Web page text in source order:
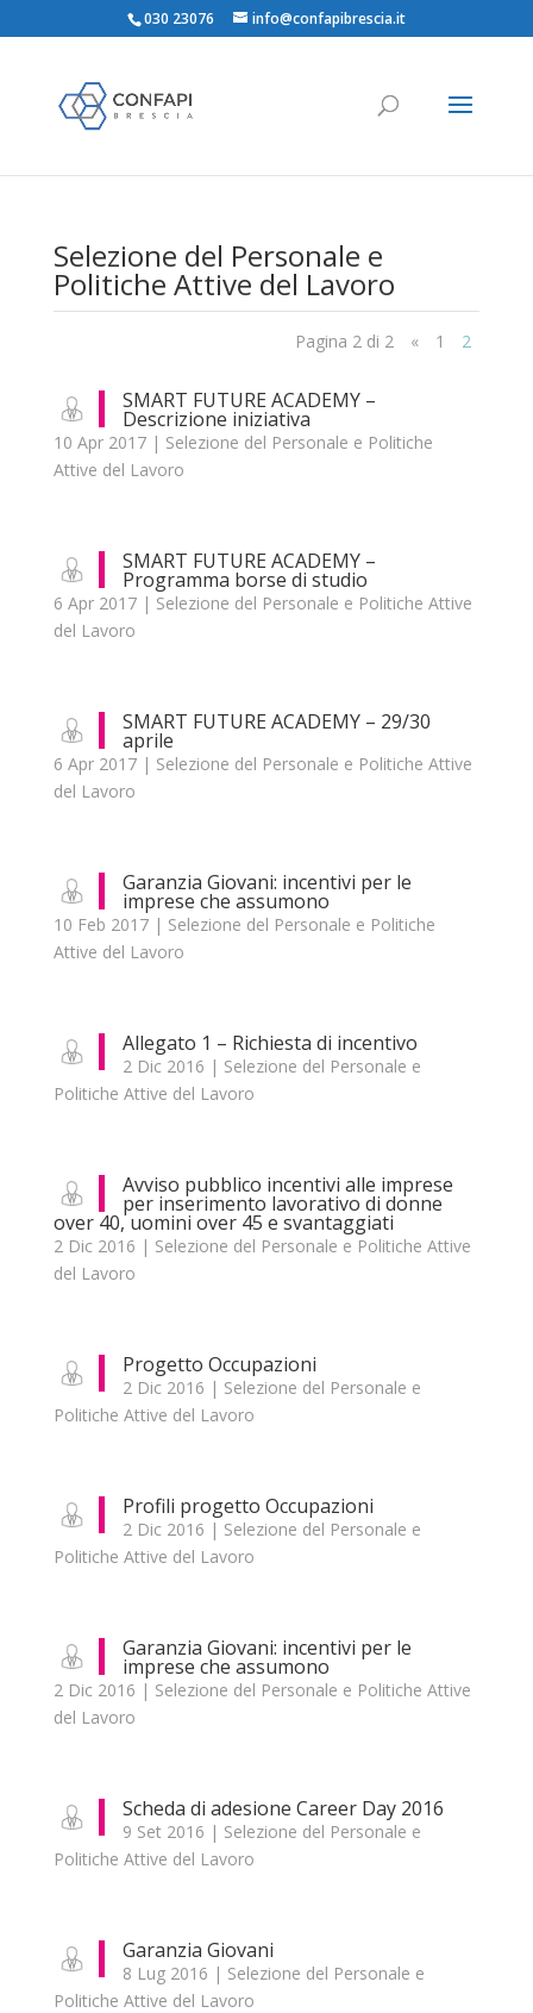
030 23076 info@confapibrescia.it
Selezione del Personale e
Politiche Attive del Lavoro
Pagina 2 di 2 « 1 2
SMART FUTURE ACADEMY –
Descrizione iniziativa
10 Apr 2017| Selezione del Personale e Politiche
Attive del Lavoro
SMART FUTURE ACADEMY –
Programma borse di studio
6 Apr 2017| Selezione del Personale e Politiche Attive
del Lavoro
SMART FUTURE ACADEMY – 29/30
aprile
6 Apr 2017| Selezione del Personale e Politiche Attive
del Lavoro
Garanzia Giovani: incentivi per le
imprese che assumono
10 Feb 2017| Selezione del Personale e Politiche
Attive del Lavoro
Allegato 1 – Richiesta di incentivo
2 Dic 2016 | Selezione del Personale e
Politiche Attive del Lavoro
Avviso pubblico incentivi alle imprese
per inserimento lavorativo di donne
over 40, uomini over 45 e svantaggiati
2 Dic 2016 | Selezione del Personale e Politiche Attive
del Lavoro
Progetto Occupazioni
2 Dic 2016 | Selezione del Personale e
Politiche Attive del Lavoro
Profili progetto Occupazioni
2 Dic 2016 | Selezione del Personale e
Politiche Attive del Lavoro
Garanzia Giovani: incentivi per le
imprese che assumono
2 Dic 2016 | Selezione del Personale e Politiche Attive
del Lavoro
Scheda di adesione Career Day 2016
9 Set 2016 | Selezione del Personale e
Politiche Attive del Lavoro
Garanzia Giovani
8 Lug 2016 | Selezione del Personale e
Politiche Attive del Lavoro